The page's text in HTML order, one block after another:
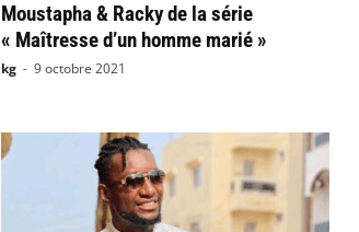
Moustapha & Racky de la série
« Maîtresse d’un homme marié »
kg - 9 octobre 2021